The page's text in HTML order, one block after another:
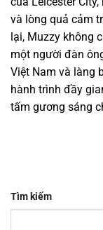
và lòng quả cảm
lại, Muzzy không
một người đàn
Việt Nam và làng
hành trình đầy
tấm gương sáng
Tìm kiếm